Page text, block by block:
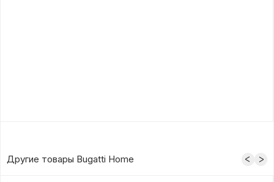
Другие товары Bugatti Home